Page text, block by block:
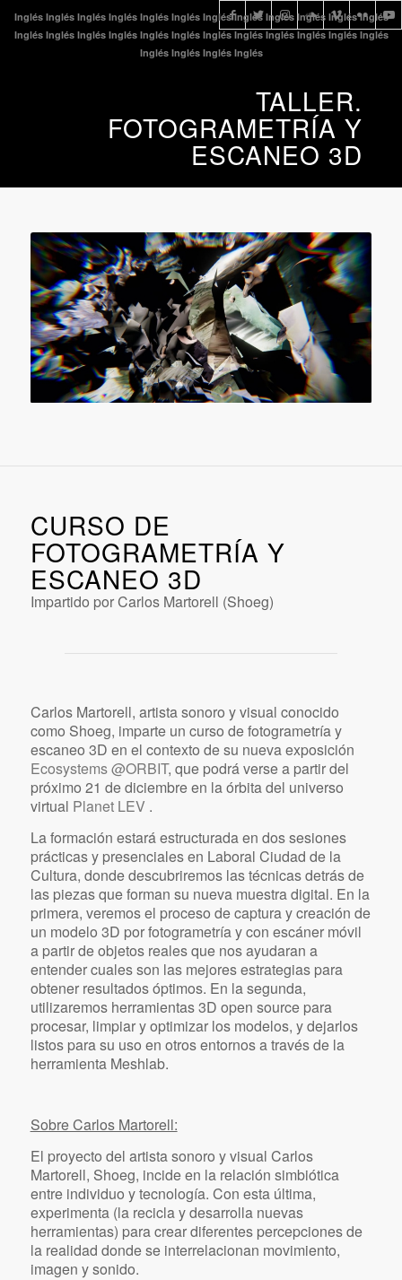
Inglés Inglés Inglés Inglés Inglés Inglés Inglés Inglés Inglés Inglés Inglés Inglés
Inglés Inglés Inglés Inglés Inglés Inglés Inglés Inglés Inglés Inglés Inglés Inglés
Inglés Inglés Inglés Inglés
TALLER.
FOTOGRAMETRÍA Y
ESCANEO 3D
CURSO DE
FOTOGRAMETRÍA Y
ESCANEO 3D
Impartido por Carlos Martorell (Shoeg)
Carlos Martorell, artista sonoro y visual conocido
como Shoeg, imparte un curso de fotogrametría y
escaneo 3D en el contexto de su nueva exposición
Ecosystems @ORBIT, que podrá verse a partir del
próximo 21 de diciembre en la órbita del universo
virtual Planet LEV .
La formación estará estructurada en dos sesiones
prácticas y presenciales en Laboral Ciudad de la
Cultura, donde descubriremos las técnicas detrás de
las piezas que forman su nueva muestra digital. En la
primera, veremos el proceso de captura y creación de
un modelo 3D por fotogrametría y con escáner móvil
a partir de objetos reales que nos ayudaran a
entender cuales son las mejores estrategias para
obtener resultados óptimos. En la segunda,
utilizaremos herramientas 3D open source para
procesar, limpiar y optimizar los modelos, y dejarlos
listos para su uso en otros entornos a través de la
herramienta Meshlab.
Sobre Carlos Martorell:
El proyecto del artista sonoro y visual Carlos
Martorell, Shoeg, incide en la relación simbiótica
entre individuo y tecnología. Con esta última,
experimenta (la recicla y desarrolla nuevas
herramientas) para crear diferentes percepciones de
la realidad donde se interrelacionan movimiento,
imagen y sonido.